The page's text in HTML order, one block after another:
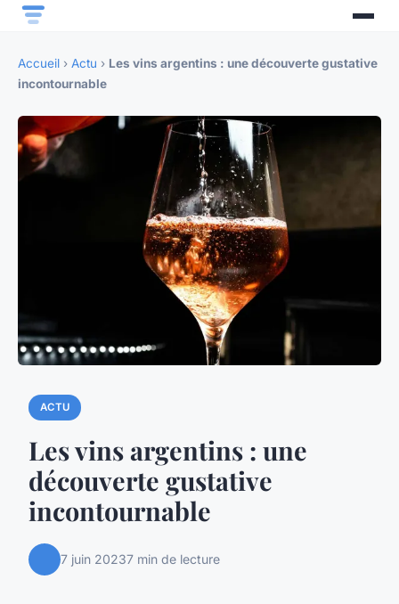
Accueil › Actu › Les vins argentins : une découverte gustative
incontournable
ACTU
Les vins argentins : une
découverte gustative
incontournable
7 juin 20237 min de lecture